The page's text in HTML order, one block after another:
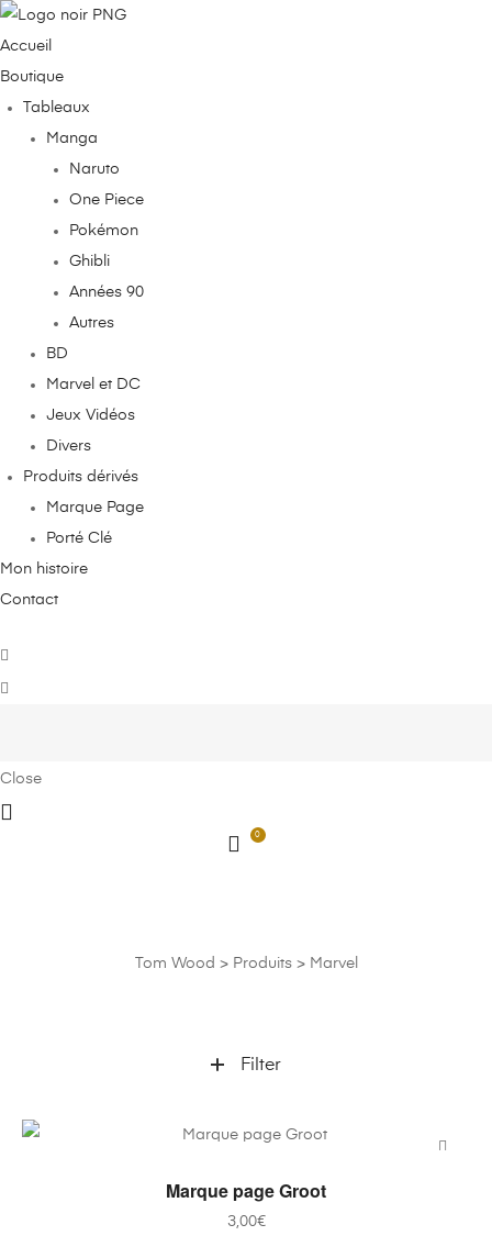
Accueil
Boutique
Tableaux
Manga
Naruto
One Piece
Pokémon
Ghibli
Années 90
Autres
BD
Marvel et DC
Jeux Vidéos
Divers
Produits dérivés
Marque Page
Porté Clé
Mon histoire
Contact
Close
0
Tom Wood > Produits> Marvel
Filter
AJOUTER AU PANIER
Marque page Groot
3,00€